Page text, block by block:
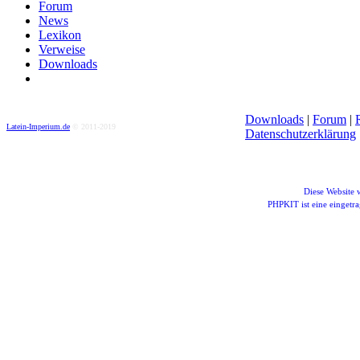
Forum
News
Lexikon
Verweise
Downloads
Latein-Imperium.de © 2011-2019
Downloads | Forum |
Datenschutzerklärung
Diese Website
PHPKIT ist eine